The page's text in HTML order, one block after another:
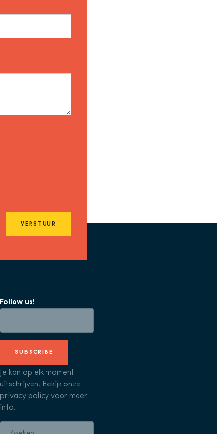
VERSTUUR
Follow us!
SUBSCRIBE
Je kan op elk moment
uitschrijven. Bekijk onze
privacy policy voor meer
info.